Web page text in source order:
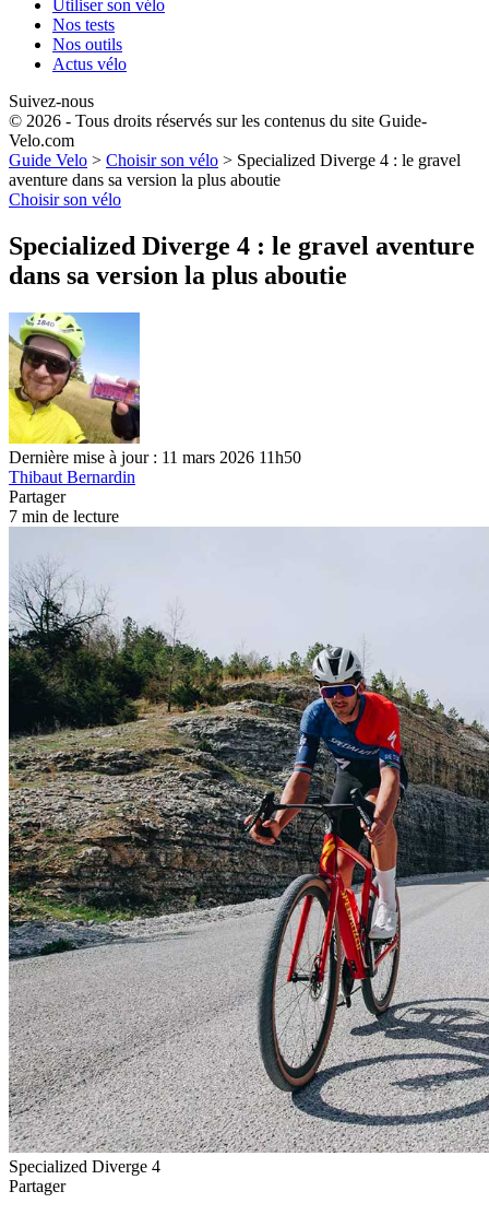
Utiliser son vélo
Nos tests
Nos outils
Actus vélo
Suivez-nous
© 2026 - Tous droits réservés sur les contenus du site Guide-
Velo.com
Guide Velo > Choisir son vélo > Specialized Diverge 4 : le gravel
aventure dans sa version la plus aboutie
Choisir son vélo
Specialized Diverge 4 : le gravel aventure
dans sa version la plus aboutie
Dernière mise à jour : 11 mars 2026 11h50
Thibaut Bernardin
Partager
7 min de lecture
Specialized Diverge 4
Partager